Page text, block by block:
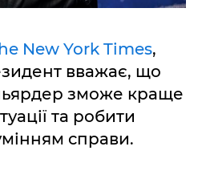
New York Times,
вважає, що
зможе краще
та робити
справи.